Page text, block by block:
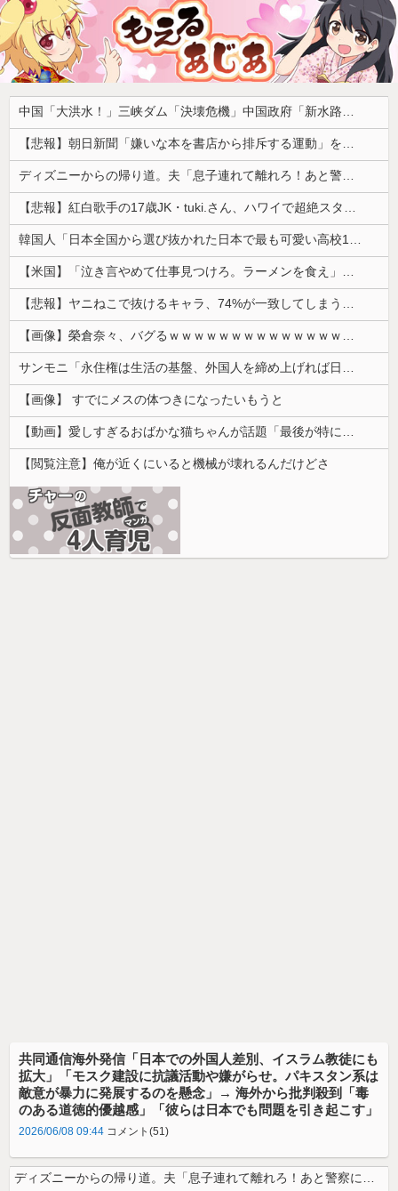
中国「大洪水！」三峡ダム「決壊危機」中国政府「新水路建設！（三峡新水路」現場職員「内部情報公開！（失踪」湖南省「三峡放流情報（画像」台風13号「三峡接近」→
【悲報】朝日新聞「嫌いな本を書店から排斥する運動」を好意的に紹介して大炎上 → 教諭「差別のない本屋に通いたい！」ｗｗｗｗｗｗｗｗｗｗｗｗ
ディズニーからの帰り道。夫「息子連れて離れろ！あと警察に通報！」私「助けて！」駅員「どうしました！？」→トンデモナイことに…
【悲報】紅白歌手の17歳JK・tuki.さん、ハワイで超絶スタイルを晒すも『顔だけ頑なに隠す』ムーブを継続へｗｗｗｗ
韓国人「日本全国から選び抜かれた日本で最も可愛い高校1年生がこの方です‥」→「これが日本のレベル‥」
【米国】「泣き言やめて仕事見つけろ。ラーメンを食え」議員らの投稿にバンス氏が猛反発…ブリトーの価格めぐる議論、共和党の内戦に発展
【悲報】ヤニねこで抜けるキャラ、74%が一致してしまうｗｗｗｗｗ
【画像】榮倉奈々、バグるｗｗｗｗｗｗｗｗｗｗｗｗｗｗｗｗ
サンモニ「永住権は生活の基盤、外国人を締め上げれば日本人が生きやすくなるは勘違い」
【画像】 すでにメスの体つきになったいもうと
【動画】愛しすぎるおばかな猫ちゃんが話題「最後が特にかわいいｗ」
【閲覧注意】俺が近くにいると機械が壊れるんだけどさ
共同通信海外発信「日本での外国人差別、イスラム教徒にも
拡大」「モスク建設に抗議活動や嫌がらせ。パキスタン系は
敵意が暴力に発展するのを懸念」→ 海外から批判殺到「毒
のある道徳的優越感」「彼らは日本でも問題を引き起こす」
2026/06/08 09:44 コメント(51)
ディズニーからの帰り道。夫「息子連れて離れろ！あと警察に通報！」私「助...